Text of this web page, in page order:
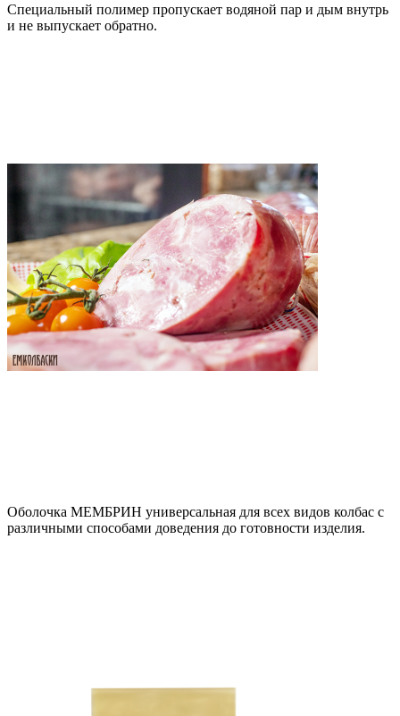
Специальный полимер пропускает водяной пар и дым внутрь
и не выпускает обратно.
Оболочка МЕМБРИН универсальная для всех видов колбас с
различными способами доведения до готовности изделия.